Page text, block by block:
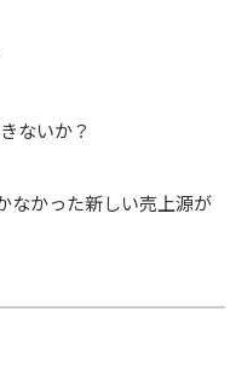
ないか？
なかった新しい売上源が